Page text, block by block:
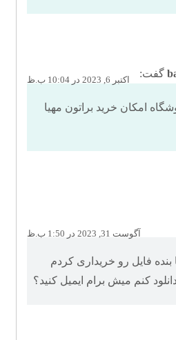
گفت:
اکتبر 6, 2023 در 10:04 ب.ظ
امکان خرید براتون مهیا
آگوست 31, 2023 در 1:50 ب.ظ
فایل رو خریداری کردم
کنم میش برام ایمیل کنید؟